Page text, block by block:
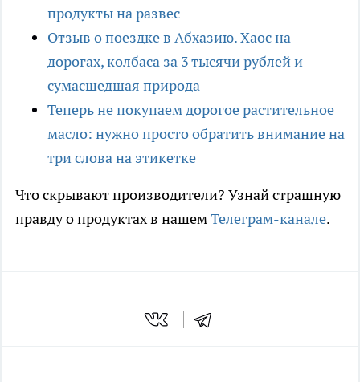
продукты на развес
Отзыв о поездке в Абхазию. Хаос на
дорогах, колбаса за 3 тысячи рублей и
сумасшедшая природа
Теперь не покупаем дорогое растительное
масло: нужно просто обратить внимание на
три слова на этикетке
Что скрывают производители? Узнай страшную
правду о продуктах в нашемТелеграм-канале.